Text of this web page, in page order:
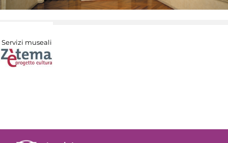
Servizi museali